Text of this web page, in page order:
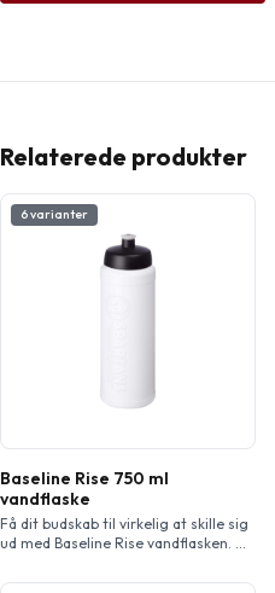
Relaterede produkter
6 varianter
Baseline Rise 750 ml
vandflaske
Få dit budskab til virkelig at skille sig
ud med Baseline Rise vandflasken. Dit
skaber en taktil præget effekt.